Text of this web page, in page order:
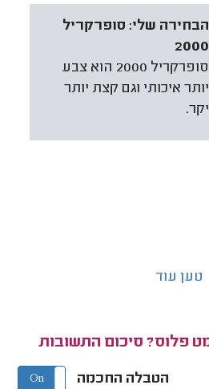
הבחירה שלי: סופרקריל
2000
סופרקריל 2000 הוא צבע
יותר איכותי וגם קצת יותר
יקר.
טען עוד
הטבלה החכמה On Off